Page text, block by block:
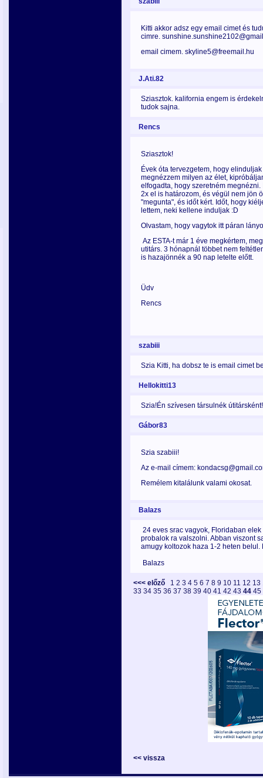
Kitti akkor adsz egy email cimet és
cimre.
email cimem. skyline5@freemail.hu
J.Ati.82
Sziasztok. kalifornia engem is
tudok sajna.
Rencs
Sziasztok!
Évek óta tervezgetem, hogy
megnézzem milyen az élet,
elfogadta, hogy szeretném
2x el is határozom, és végül nem jön
"megunta", és időt kért. Időt, hogy
lettem, neki kellene induljak :D
Olvastam, hogy vagytok itt páran
Az ESTA-t már 1 éve megkértem,
utitárs. 3 hónapnál többet nem
is hazajönnék a 90 nap letelte előtt.
Üdv
Rencs
szabiii
Szia Kitti, ha dobsz te is email cimet
Hellokitti13
Szia!Én szívesen társulnék
Gábor83
Szia szabiii!
Az e-mail címem:
Remélem kitalálunk valami okosat.
Balazs
24 eves srac vagyok, Floridaban
probalok ra valszolni. Abban viszont
amugy koltozok haza 1-2 heten
Balazs
<<< előző 1 2 3 4 5 6 7 8 9 10 11 12 13
33 34 35 36 37 38 39 40 41 42 43 44 45
<< vissza